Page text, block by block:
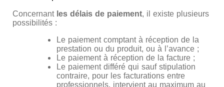
Concernant les délais de paiement, il existe plusieurs
possibilités :
Le paiement comptant à réception de la
prestation ou du produit, ou à l’avance ;
Le paiement à réception de la facture ;
Le paiement différé qui sauf stipulation
contraire, pour les facturations entre
professionnels, intervient au maximum au